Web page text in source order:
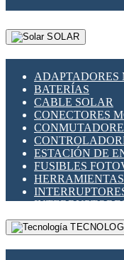
SOLAR
ADAPTADORES
BATERÍAS
CABLE SOLAR
CONECTORES
ESTACIÓN DE
FUSIBLES
MONTAJE